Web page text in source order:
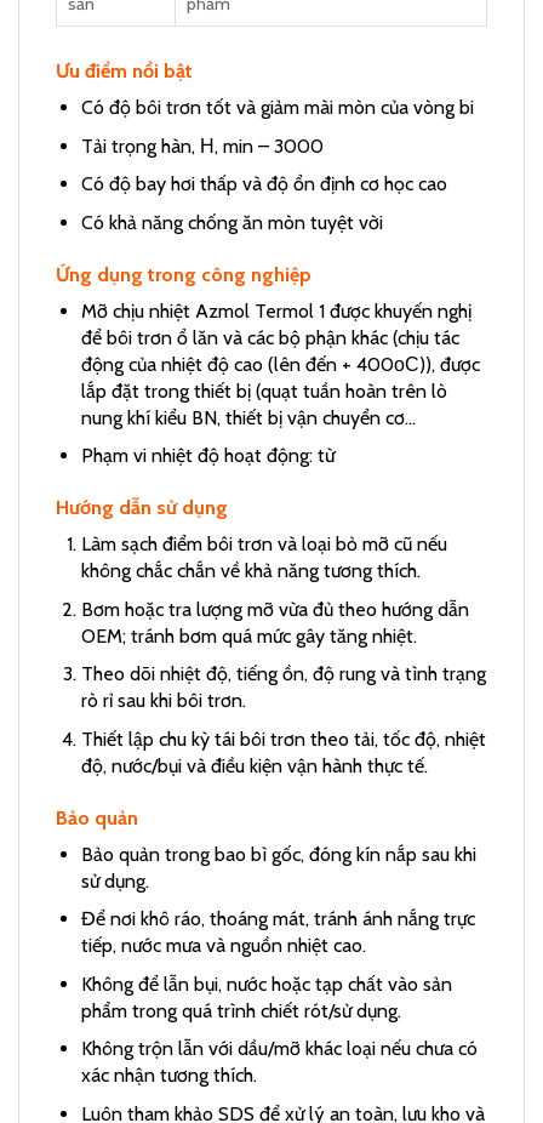
Ưu điểm nổi bật
Có độ bôi trơn tốt và giảm mài mòn của vòng bi
Tải trọng hàn, Н, min – 3000
Có độ bay hơi thấp và độ ổn định cơ học cao
Có khả năng chống ăn mòn tuyệt vời
Ứng dụng trong công nghiệp
Mỡ chịu nhiệt Azmol Termol 1 được khuyến nghị
để bôi trơn ổ lăn và các bộ phận khác (chịu tác
động của nhiệt độ cao (lên đến + 400оС)), được
lắp đặt trong thiết bị (quạt tuần hoàn trên lò
nung khí kiểu BN, thiết bị vận chuyển cơ…
Phạm vi nhiệt độ hoạt động: từ
Hướng dẫn sử dụng
Làm sạch điểm bôi trơn và loại bỏ mỡ cũ nếu
không chắc chắn về khả năng tương thích.
Bơm hoặc tra lượng mỡ vừa đủ theo hướng dẫn
OEM; tránh bơm quá mức gây tăng nhiệt.
Theo dõi nhiệt độ, tiếng ồn, độ rung và tình trạng
rò rỉ sau khi bôi trơn.
Thiết lập chu kỳ tái bôi trơn theo tải, tốc độ, nhiệt
độ, nước/bụi và điều kiện vận hành thực tế.
Bảo quản
Bảo quản trong bao bì gốc, đóng kín nắp sau khi
sử dụng.
Để nơi khô ráo, thoáng mát, tránh ánh nắng trực
tiếp, nước mưa và nguồn nhiệt cao.
Không để lẫn bụi, nước hoặc tạp chất vào sản
phẩm trong quá trình chiết rót/sử dụng.
Không trộn lẫn với dầu/mỡ khác loại nếu chưa có
xác nhận tương thích.
Luôn tham khảo SDS để xử lý an toàn, lưu kho và